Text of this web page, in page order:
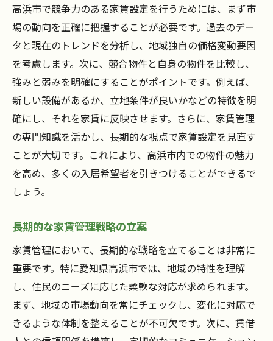
挫折を乗り越えた交渉ストーリー
信頼を得るための具体的施策
地域の特性を活かした交渉の実例
高浜市の特性を活かした家賃管理で交渉を成功
させる
地域資源を活用した家賃戦略
地域特性に応じたプロモーション活動
高浜市独自の価値を見出す家賃設定
地域住民に支持される家賃交渉の実践
賃貸市場の特性を反映した戦略的家賃管理
高浜市で競争力のある家賃設定を行うためには、まず市
場の動向を正確に把握することが必要です。過去のデー
タと現在のトレンドを分析し、地域独自の価格変動要因
を考慮します。次に、競合物件と自身の物件を比較し、
強みと弱みを明確にすることがポイントです。例えば、
新しい設備があるか、立地条件が良いかなどの特徴を明
確にし、それを家賃に反映させます。さらに、家賃管理
の専門知識を活かし、長期的な視点で家賃設定を見直す
ことが大切です。これにより、高浜市内での物件の魅力
を高め、多くの入居希望者を引きつけることができるで
しょう。
長期的な家賃管理戦略の立案
家賃管理において、長期的な戦略を立てることは非常に
重要です。特に愛知県高浜市では、地域の特性を理解
し、住民のニーズに応じた柔軟な対応が求められます。
まず、地域の市場動向を常にチェックし、変化に対応で
きるような体制を整えることが不可欠です。次に、賃借